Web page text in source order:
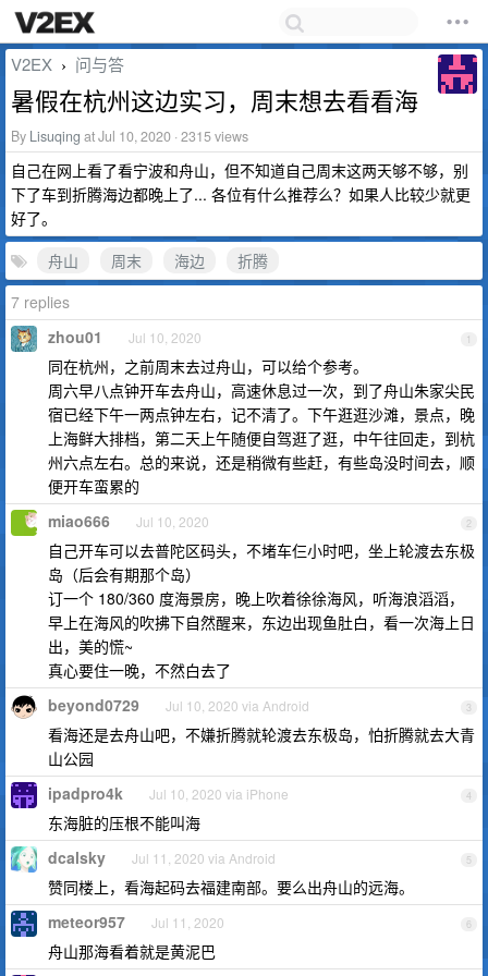
V2EX › 问与答
暑假在杭州这边实习，周末想去看看海
By Lisuqing at Jul 10, 2020 · 2315 views
自己在网上看了看宁波和舟山，但不知道自己周末这两天够不够，别
下了车到折腾海边都晚上了... 各位有什么推荐么？如果人比较少就更
好了。
舟山
周末 海边
折腾
7 replies
1
zhou01 Jul 10, 2020
同在杭州，之前周末去过舟山，可以给个参考。
周六早八点钟开车去舟山，高速休息过一次，到了舟山朱家尖民
宿已经下午一两点钟左右，记不清了。下午逛逛沙滩，景点，晚
上海鲜大排档，第二天上午随便自驾逛了逛，中午往回走，到杭
州六点左右。总的来说，还是稍微有些赶，有些岛没时间去，顺
便开车蛮累的
2
miao666 Jul 10, 2020
自己开车可以去普陀区码头，不堵车仨小时吧，坐上轮渡去东极
岛（后会有期那个岛）
订一个 180/360 度海景房，晚上吹着徐徐海风，听海浪滔滔，
早上在海风的吹拂下自然醒来，东边出现鱼肚白，看一次海上日
出，美的慌~
真心要住一晚，不然白去了
3
beyond0729 Jul 10, 2020 via Android
看海还是去舟山吧，不嫌折腾就轮渡去东极岛，怕折腾就去大青
山公园
4
ipadpro4k Jul 10, 2020 via iPhone
东海脏的压根不能叫海
5
dcalsky Jul 11, 2020 via Android
赞同楼上，看海起码去福建南部。要么出舟山的远海。
6
meteor957 Jul 11, 2020
舟山那海看着就是黄泥巴